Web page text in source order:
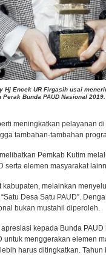
Hj Encek UR Firgasih usai
Bunda PAUD Nasional
meningkatkan pelayanan
tambahan-tambahan
Pemkab Kutim
serta elemen masyarakat
kabupaten, melainkan
Desa Satu PAUD”.
bukan mustahil diperoleh.
kepada Bunda
untuk menggerakan elemen
harus ditingkatkan.